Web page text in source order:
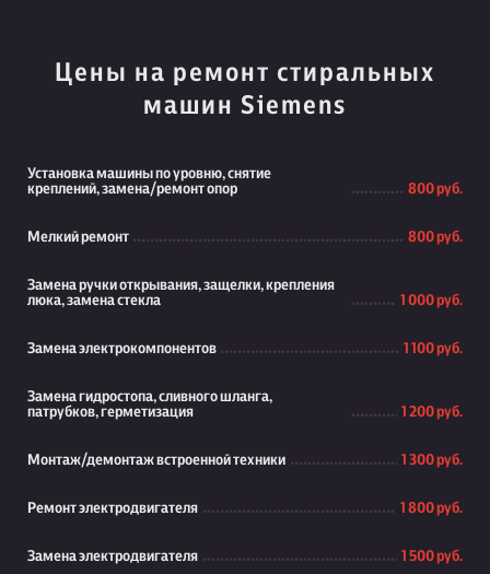
Цены на ремонт стиральных
машин Siemens
Установка машины по уровню, снятие
креплений, замена/ремонт опор
800 руб.
Мелкий ремонт 800 руб.
Замена ручки открывания, защелки, крепления
люка, замена стекла
1 000 руб.
Замена электрокомпонентов 1 100 руб.
Замена гидростопа, сливного шланга,
патрубков, герметизация
1 200 руб.
Монтаж/демонтаж встроенной техники 1 300 руб.
Ремонт электродвигателя 1 800 руб.
Замена электродвигателя 1 500 руб.